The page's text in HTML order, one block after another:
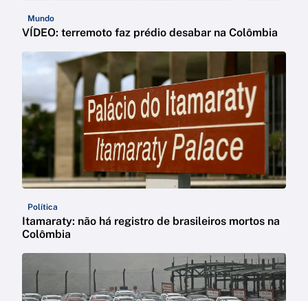
Mundo
VÍDEO: terremoto faz prédio desabar na Colômbia
Política
Itamaraty: não há registro de brasileiros mortos na
Colômbia